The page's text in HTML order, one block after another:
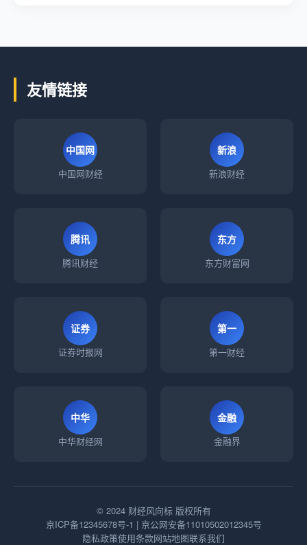
友情链接
中国网
中国网财经
新浪
新浪财经
腾讯
腾讯财经
东方
东方财富网
证券
证券时报网
第一
第一财经
中华
中华财经网
金融
金融界
© 2024 财经风向标 版权所有
京ICP备12345678号-1 | 京公网安备11010502012345号
隐私政策使用条款网站地图联系我们